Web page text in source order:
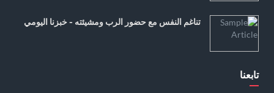
تناغم النفس مع حضور الرب ومشيئته - خبزنا اليومي
تابعنا